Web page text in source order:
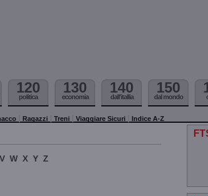
120
politica
130
economia
140
dall'itallia
150
dal mondo
Ragazzi Treni Viaggiare Sicuri Indice A-Z
V W X Y Z